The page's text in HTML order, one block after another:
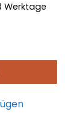
Werktage